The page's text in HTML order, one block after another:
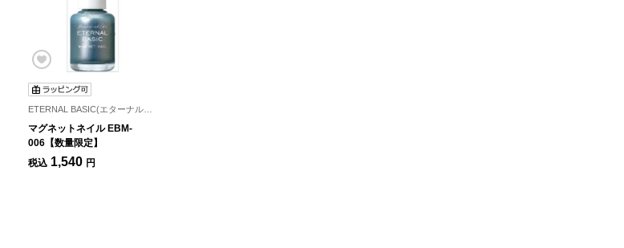
マグネットネイル EBM-
006【数量限定】
税込 1,540 円